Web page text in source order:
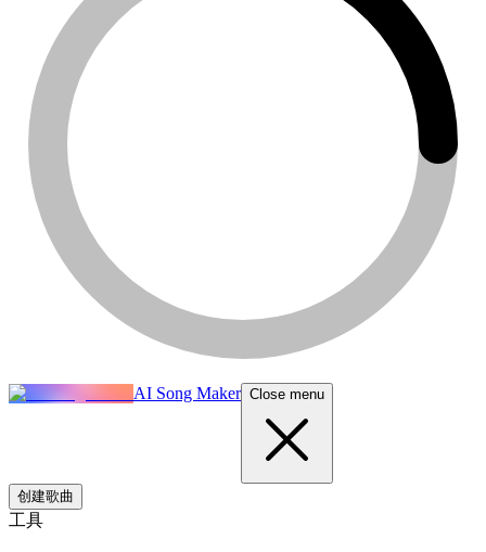
AI Song Maker Close menu
创建歌曲
工具